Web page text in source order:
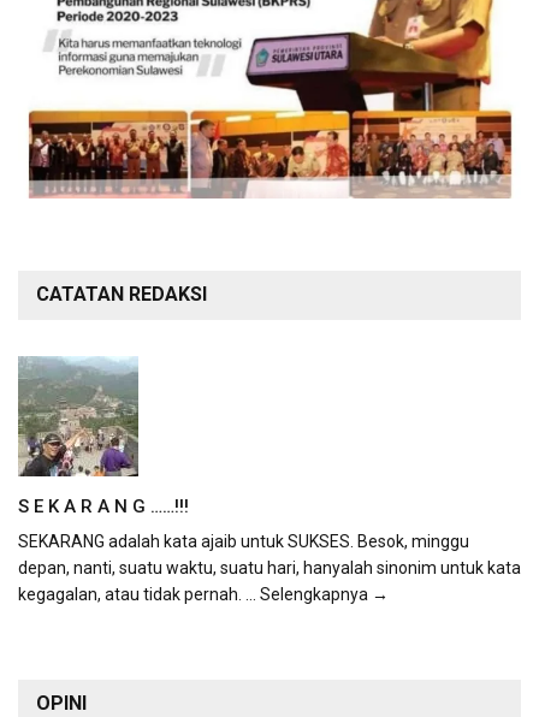
CATATAN REDAKSI
S E K A R A N G ……!!!
SEKARANG adalah kata ajaib untuk SUKSES. Besok, minggu
depan, nanti, suatu waktu, suatu hari, hanyalah sinonim untuk kata
kegagalan, atau tidak pernah. ... Selengkapnya →
OPINI